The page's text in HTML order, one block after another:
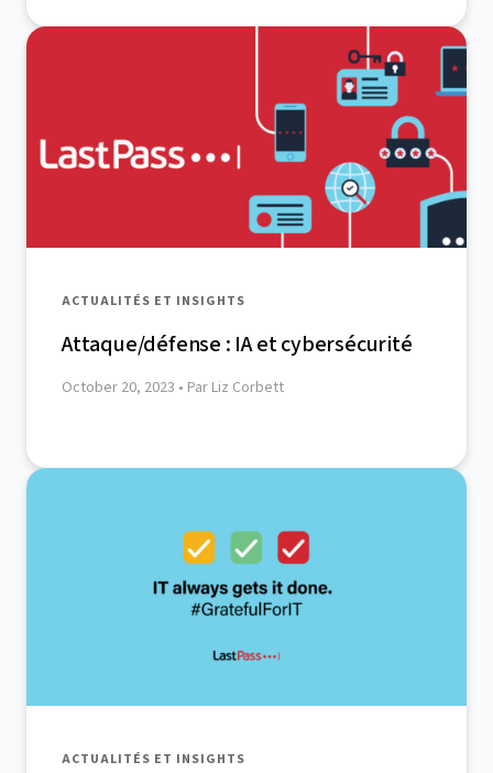
ACTUALITÉS ET INSIGHTS
Attaque/défense : IA et cybersécurité
October 20, 2023 • Par Liz Corbett
ACTUALITÉS ET INSIGHTS